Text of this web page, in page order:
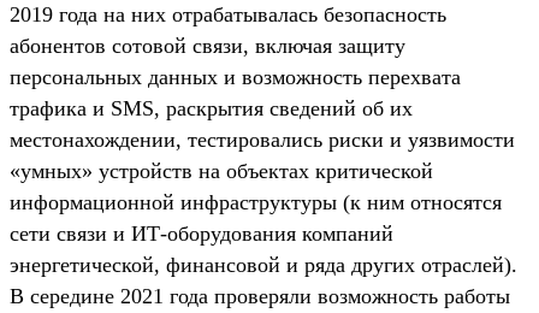
2019 года на них отрабатывалась безопасность
абонентов сотовой связи, включая защиту
персональных данных и возможность перехвата
трафика и SMS, раскрытия сведений об их
местонахождении, тестировались риски и уязвимости
«умных» устройств на объектах критической
информационной инфраструктуры (к ним относятся
сети связи и ИТ-оборудования компаний
энергетической, финансовой и ряда других отраслей).
В середине 2021 года проверяли возможность работы